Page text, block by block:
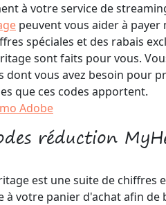
à votre service de
peuvent vous aider à payer
spéciales et des rabais
sont faits pour vous.
dont vous avez besoin pour
que ces codes apportent.
Adobe
réduction
est une suite de chiffres
à votre panier d'achat afin de